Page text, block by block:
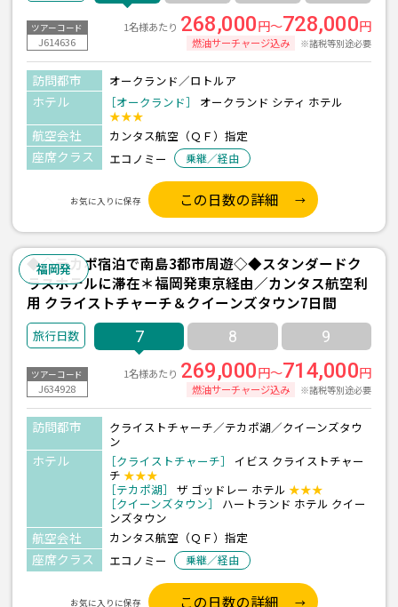
ツアーコード
J614636
1名様あたり 268,000円～728,000円
燃油サーチャージ込み ※諸税等別途必要
訪問都市 オークランド／ロトルア
ホテル ［オークランド］
オークランド シティ ホテル
★★★
航空会社 カンタス航空（ＱＦ）指定
座席クラス エコノミー 乗継／経由
お気に入りに保存 この日数の詳細
福岡発
◆◇テカポ宿泊で南島3都市周遊◇◆スタンダードク
ラスホテルに滞在＊福岡発東京経由／カンタス航空利
用 クライストチャーチ＆クイーンズタウン7日間
7 8 9
ツアーコード
J634928
1名様あたり 269,000円～714,000円
燃油サーチャージ込み ※諸税等別途必要
訪問都市
クライストチャーチ／テカポ湖／クイーンズタウ
ン
ホテル ［クライストチャーチ］
イビス クライストチャー
チ ★★★
［テカポ湖］
ザ ゴッドレー ホテル ★★★
［クイーンズタウン］
ハートランド ホテル クイー
ンズタウン
航空会社 カンタス航空（ＱＦ）指定
座席クラス エコノミー 乗継／経由
お気に入りに保存 この日数の詳細